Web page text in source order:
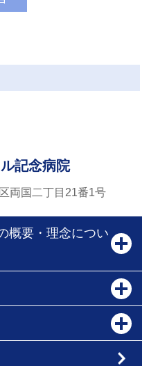
記念病院
両国二丁目21番1号
概要・理念につい